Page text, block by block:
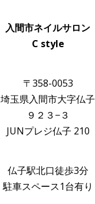
入間市ネイルサロン
C style
〒358-0053
埼玉県入間市大字仏子
９２３−３
JUNプレジ仏子 210
仏子駅北口徒歩3分
駐車スペース1台有り